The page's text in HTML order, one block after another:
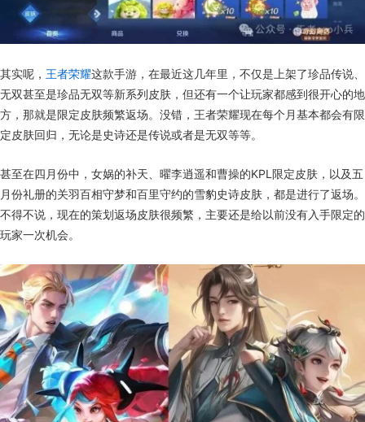
其实呢， 王者荣耀这款手游，在最近这几年里，不仅是上架了珍品传说、
无双甚至是珍品无双等新系列皮肤，但还有一个让玩家都感到很开心的地
方，那就是限定皮肤频繁返场。没错，王者荣耀现在每个月基本都会有限
定皮肤回归，无论是史诗还是传说或者是无双等等。
甚至在四月份中，女娲的补天、曜李逍遥和曹操的KPL限定皮肤，以及五
月份礼册的关羽百相守梦和百里守约的雪豹史诗皮肤，都是进行了返场。
不得不说，现在的策划返场皮肤很频繁，主要还是给以前没有入手限定的
玩家一次机会。